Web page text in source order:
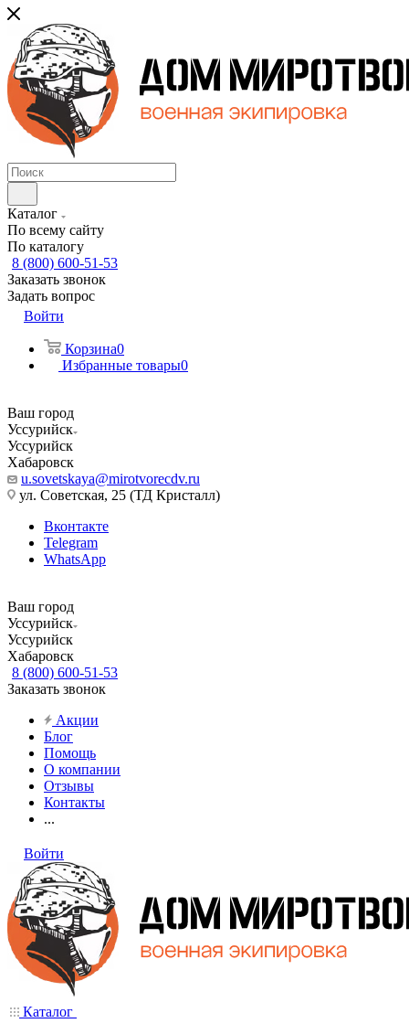
Каталог
По всему сайту
По каталогу
8 (800) 600-51-53
Заказать звонок
Задать вопрос
Войти
Корзина0
Избранные товары0
Ваш город
Уссурийск
Уссурийск
Хабаровск
u.sovetskaya@mirotvorecdv.ru
ул. Советская, 25 (ТД Кристалл)
Вконтакте
Telegram
WhatsApp
Ваш город
Уссурийск
Уссурийск
Хабаровск
8 (800) 600-51-53
Заказать звонок
Акции
Блог
Помощь
О компании
Отзывы
Контакты
...
Войти
Каталог